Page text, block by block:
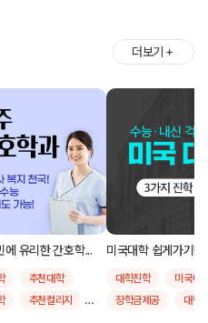
더보기 ＋
에 유리한 간호학...
추천대학
추천컬리지
미국대학 쉽게가기!
대학진학
미국대
장학금제공
대학